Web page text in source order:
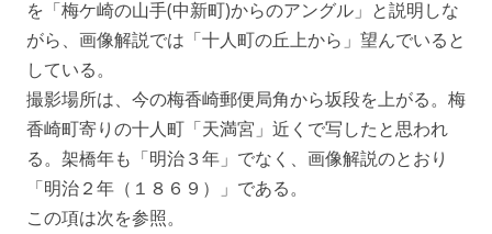
を「梅ケ崎の山手(中新町)からのアングル」と説明しな
がら、画像解説では「十人町の丘上から」望んでいると
している。
撮影場所は、今の梅香崎郵便局角から坂段を上がる。梅
香崎町寄りの十人町「天満宮」近くで写したと思われ
る。架橋年も「明治３年」でなく、画像解説のとおり
「明治２年（１８６９）」である。
この項は次を参照。